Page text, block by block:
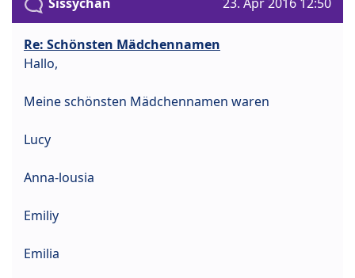
Sissychan 23. Apr 2016 12:50
Re: Schönsten Mädchennamen
Hallo,
Meine schönsten Mädchennamen waren
Lucy
Anna-lousia
Emiliy
Emilia